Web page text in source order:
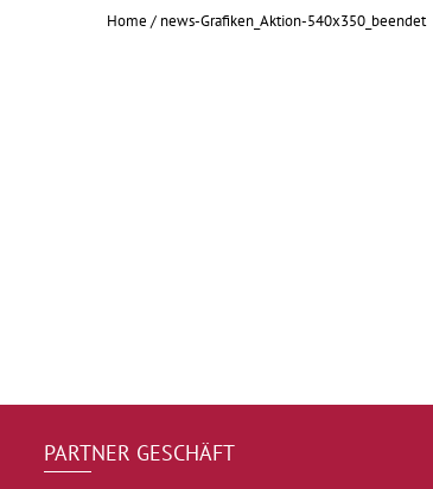
Home / news-Grafiken_Aktion-540x350_beendet
PARTNER GESCHÄFT